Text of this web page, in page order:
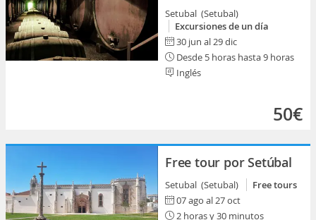
Setubal (Setubal)
Excursiones de un día
30 jun al 29 dic
Desde 5 horas hasta 9 horas
Inglés
50€
Free tour por Setúbal
Setubal (Setubal)
Free tours
07 ago al 27 oct
2 horas y 30 minutos